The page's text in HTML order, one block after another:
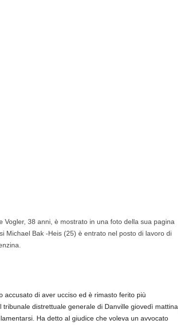
Vogler, 38 anni, è mostrato in una foto della sua pagina
Michael Bak -Heis (25) è entrato nel posto di lavoro di
accusato di aver ucciso ed è rimasto ferito più
distrettuale generale di Danville giovedì mattina,
Ha detto al giudice che voleva un avvocato